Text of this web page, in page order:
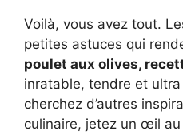
Voilà, vous avez tout.
petites astuces qui
poulet aux olives,
inratable, tendre et
cherchez d’autres
culinaire, jetez un œil au